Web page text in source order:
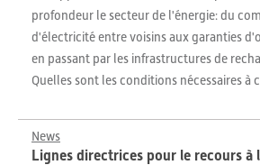
profondeur le secteur de l'énergie: du
d'électricité entre voisins aux garanties
en passant par les infrastructures de
Quelles sont les conditions nécessaires à
News
Lignes directrices pour le recours